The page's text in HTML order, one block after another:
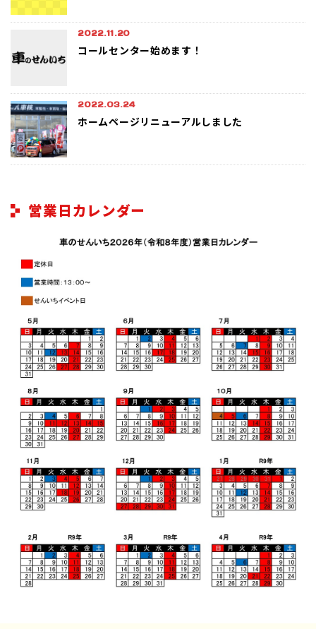
2022.11.20
コールセンター始めます！
2022.03.24
ホームページリニューアルしました
営業日カレンダー